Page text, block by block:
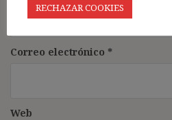
Correo electrónico *
Web
RECHAZAR COOKIES